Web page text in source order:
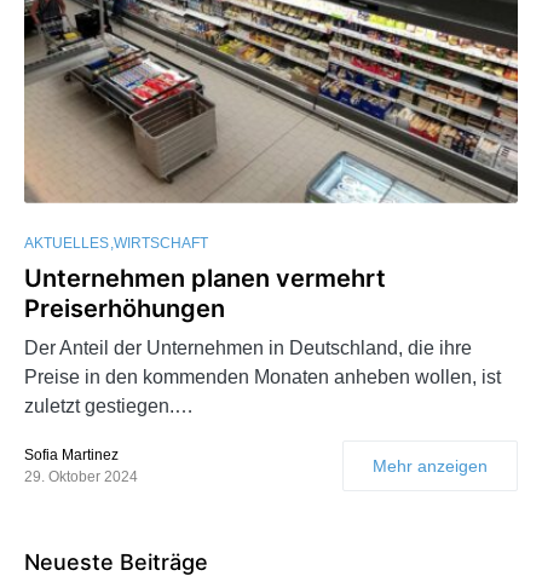
AKTUELLES WIRTSCHAFT
Unternehmen planen vermehrt
Preiserhöhungen
Der Anteil der Unternehmen in Deutschland, die ihre
Preise in den kommenden Monaten anheben wollen, ist
zuletzt gestiegen.…
Sofia Martinez
29. Oktober 2024
Mehr anzeigen
Neueste Beiträge